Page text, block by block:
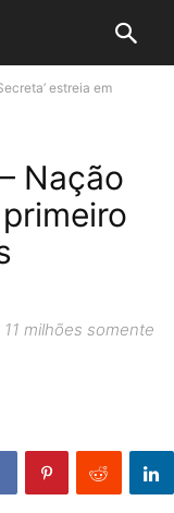
estreia em
Nação
milhões somente